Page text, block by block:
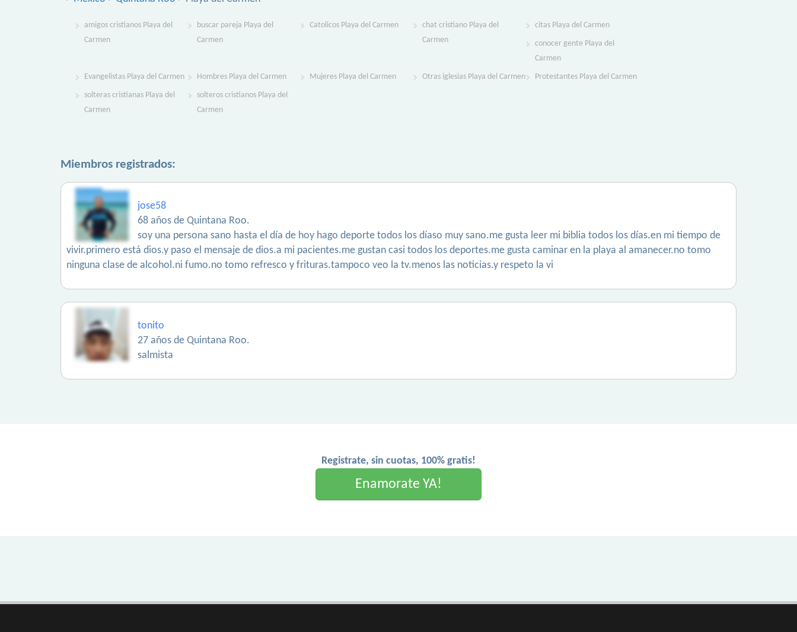
amigos cristianos Playa del
Carmen
buscar pareja Playa del
Carmen
Catolicos Playa del Carmen
chat cristiano Playa del
Carmen
citas Playa del Carmen
conocer gente Playa del
Carmen
Evangelistas Playa del Carmen Hombres Playa del Carmen Mujeres Playa del Carmen Otras iglesias Playa del Carmen Protestantes Playa del Carmen
solteras cristianas Playa del
Carmen
solteros cristianos Playa del
Carmen
Miembros registrados:
jose58
68 años de Quintana Roo.
soy una persona sano hasta el día de hoy hago deporte todos los díaso muy sano.me gusta leer mi biblia todos los días.en mi tiempo de
vivir.primero está dios.y paso el mensaje de dios.a mi pacientes.me gustan casi todos los deportes.me gusta caminar en la playa al amanecer.no tomo
ninguna clase de alcohol.ni fumo.no tomo refresco y frituras.tampoco veo la tv.menos las noticias.y respeto la vi
tonito
27 años de Quintana Roo.
salmista
Registrate, sin cuotas, 100% gratis!
Enamorate YA!